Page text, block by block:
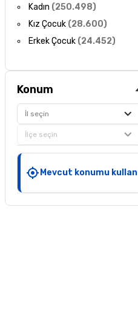
Kadın (250.498)
Kız Çocuk (28.600)
Erkek Çocuk (24.452)
Konum
İl seçin
İlçe seçin
Mevcut konumu kullan